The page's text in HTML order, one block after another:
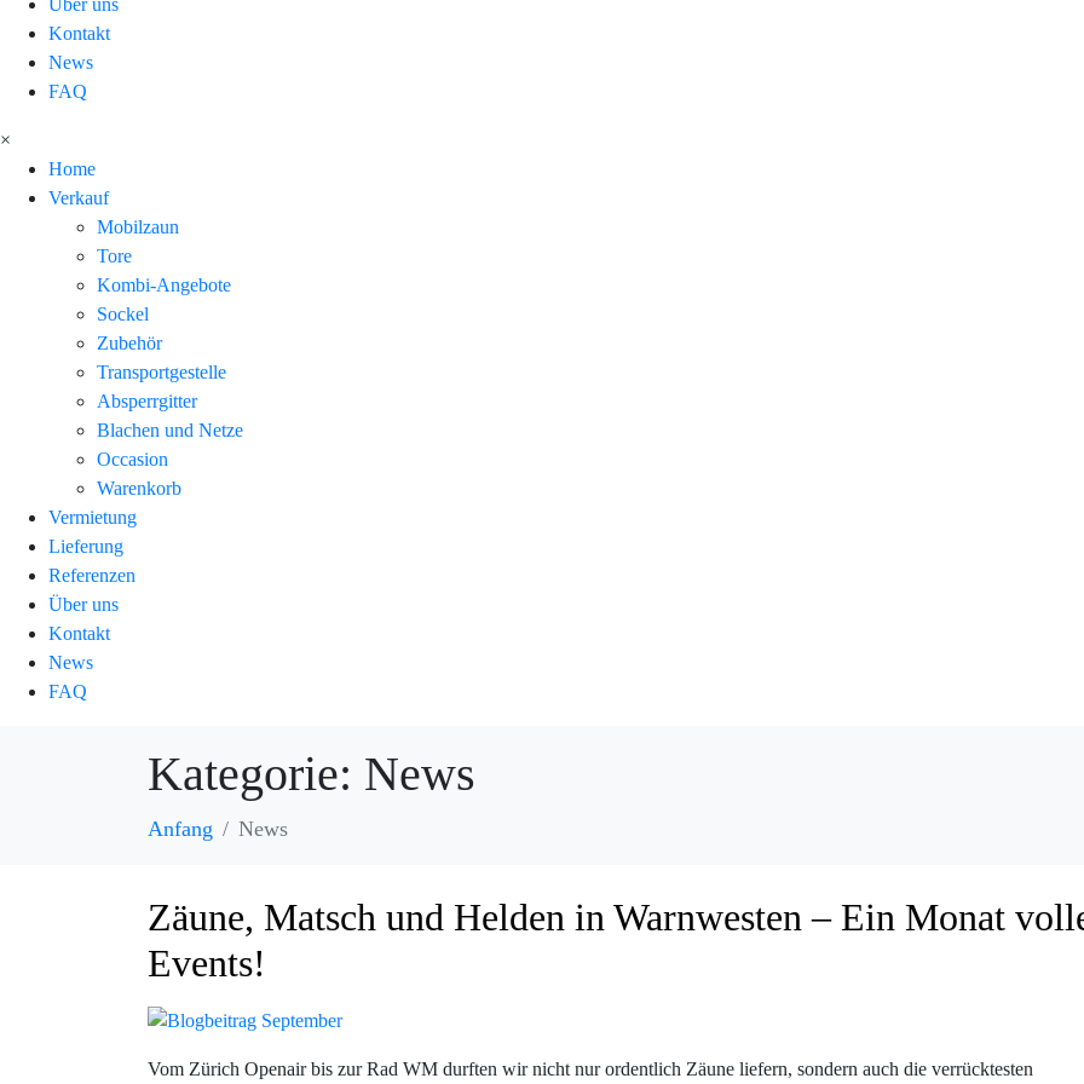
Über uns
Kontakt
News
FAQ
×
Home
Verkauf
Mobilzaun
Tore
Kombi-Angebote
Sockel
Zubehör
Transportgestelle
Absperrgitter
Blachen und Netze
Occasion
Warenkorb
Vermietung
Lieferung
Referenzen
Über uns
Kontakt
News
FAQ
Kategorie: News
Anfang News
Zäune, Matsch und Helden in Warnwesten – Ein Monat
Events!
Vom Zürich Openair bis zur Rad WM durften wir nicht nur ordentlich Zäune liefern, sondern auch die verrücktesten